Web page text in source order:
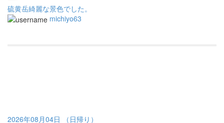
硫黄岳綺麗な景色でした。
michiyo63
2026年08月04日 （日帰り）